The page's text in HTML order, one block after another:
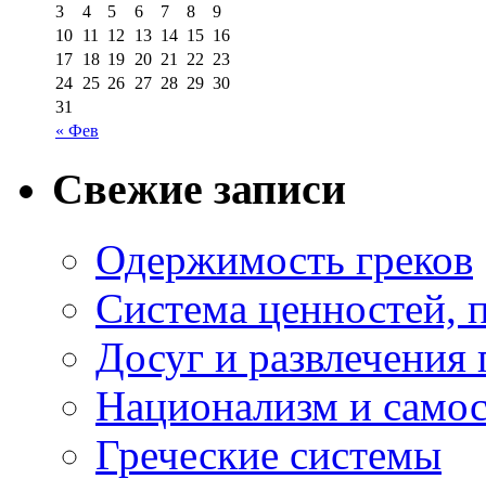
« Фев
3
4 5 6 7 8
9
10 11 12 13 14 15 16
17 18 19 20 21 22 23
24 25 26 27 28 29 30
31
Свежие записи
Одержимость греков
Система ценностей,
Досуг и развлечения
Национализм и
Греческие системы